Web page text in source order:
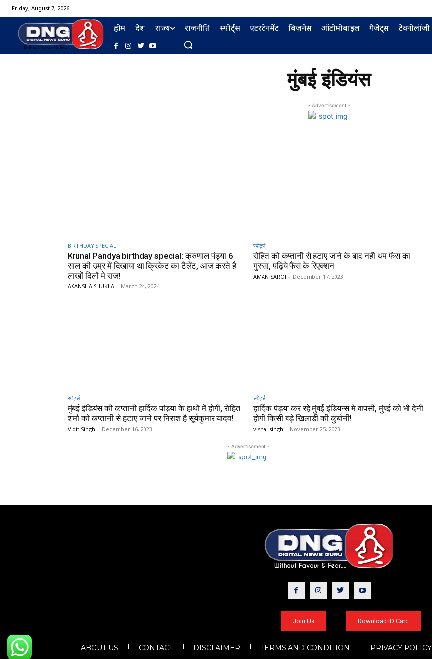
Friday, August 7, 2026
होम देश राज्य राजनीति स्पोर्ट्स एंटरटेनमेंट बिज़नेस ऑटोमोबाइल गैजेट्स टेक्नोलॉजी
मुंबई इंडियंस
- Advertisement -
BIRTHDAY SPECIAL
Krunal Pandya birthday special: क्रुणाल पंड्या 6
साल की उम्र में दिखाया था क्रिकेट का टैलेंट, आज करते है
लाखों दिलों मे राज!
AKANSHA SHUKLA - March 24, 2024
स्पोर्ट्स
रोहित को कप्तानी से हटाए जाने के बाद नही थम फैंस का
गुस्सा, पढ़िये फैंस के रिएक्शन
AMAN SAROJ - December 17, 2023
स्पोर्ट्स
मुंबई इंडियंस की कप्तानी हार्दिक पांड्या के हाथों में होगी, रोहित
शर्मा को कप्तानी से हटाए जाने पर निराश है सूर्यकुमार यादव!
Vidit Singh - December 16, 2023
स्पोर्ट्स
हार्दिक पंड्या कर रहे मुंबई इंडियन्स मे वापसी, मुंबई को भी देनी
होगी किसी बड़े खिलाडी की कुर्बानी!
vishal singh - November 25, 2023
- Advertisement -
Join Us Download ID Card
ABOUT US CONTACT DISCLAIMER TERMS AND CONDITION PRIVACY POLICY